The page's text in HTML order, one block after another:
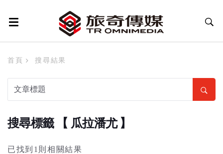
首頁 搜尋結果
搜尋標籤 【 瓜拉潘尤 】
已找到1則相關結果